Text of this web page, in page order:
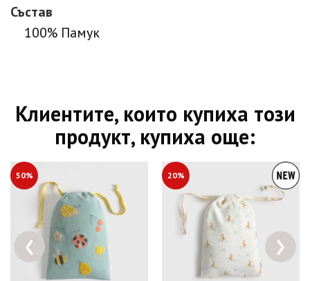
Състав
100% Памук
Клиентите, които купиха този
продукт, купиха още:
50% 20%
‹ ›